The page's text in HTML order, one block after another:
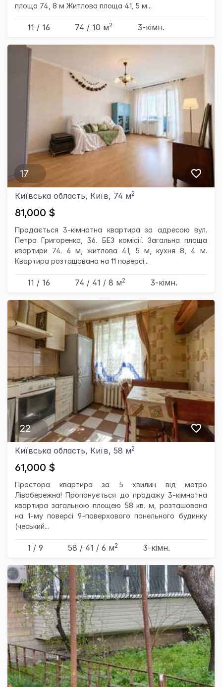
площа 74, 8 м Житлова площа 41, 5 м...
11 / 16 74 / 10 м2 3-кімн.
17
Київська область, Київ, 74 м2
81,000 $
Продається 3-кімнатна квартира за адресою вул.
Петра Григоренка, 36. БЕЗ комісії. Загальна площа
квартири 74. 6 м, житлова 41, 5 м, кухня 8, 4 м.
Квартира розташована на 11 поверсі...
11 / 16 74 / 41 / 8 м2 3-кімн.
22
Київська область, Київ, 58 м2
61,000 $
Простора квартира за 5 хвилин від метро
Лівобережна! Пропонується до продажу 3-кімнатна
квартира загальною площею 58 кв. м, розташована
на 1-му поверсі 9-поверхового панельного будинку
(чеський...
1 / 9 58 / 41 / 6 м2 3-кімн.